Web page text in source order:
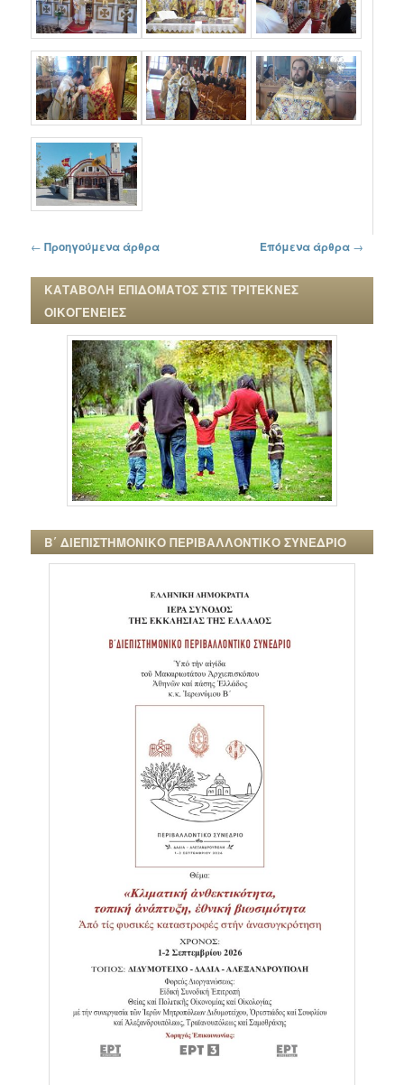
Πλοήγηση στα άρθρα
← Προηγούμενα άρθρα Επόμενα άρθρα →
ΚΑΤΑΒΟΛΗ ΕΠΙΔΟΜΑΤΟΣ ΣΤΙΣ ΤΡΙΤΕΚΝΕΣ
ΟΙΚΟΓΕΝΕΙΕΣ
Β΄ ΔΙΕΠΙΣΤΗΜΟΝΙΚΟ ΠΕΡΙΒΑΛΛΟΝΤΙΚΟ ΣΥΝΕΔΡΙΟ